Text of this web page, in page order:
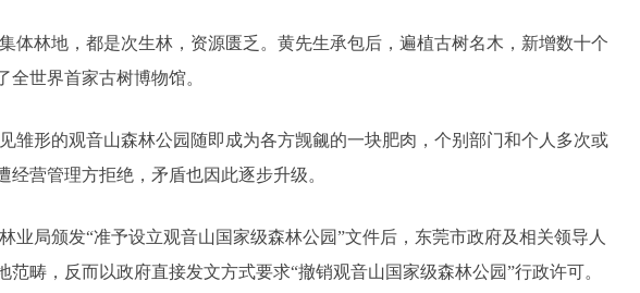
体林地，都是次生林，资源匮乏。黄先生承包后，遍植古树名木，新增数十个
全世界首家古树博物馆。
雏形的观音山森林公园随即成为各方觊觎的一块肥肉，个别部门和个人多次或
营管理方拒绝，矛盾也因此逐步升级。
业局颁发“准予设立观音山国家级森林公园”文件后，东莞市政府及相关领导人
畴，反而以政府直接发文方式要求“撤销观音山国家级森林公园”行政许可。